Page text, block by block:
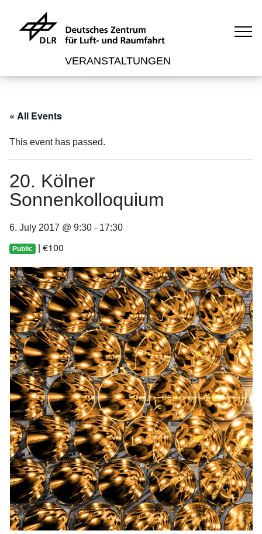
VERANSTALTUNGEN
« All Events
This event has passed.
20. Kölner
Sonnenkolloquium
6. July 2017 @ 9:30 - 17:30
Public €100